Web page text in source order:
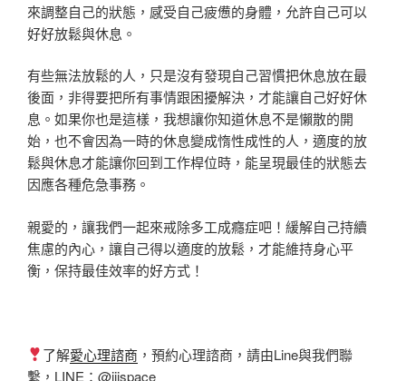
來調整自己的狀態，感受自己疲憊的身體，允許自己可以
好好放鬆與休息。
有些無法放鬆的人，只是沒有發現自己習慣把休息放在最
後面，非得要把所有事情跟困擾解決，才能讓自己好好休
息。如果你也是這樣，我想讓你知道休息不是懶散的開
始，也不會因為一時的休息變成惰性成性的人，適度的放
鬆與休息才能讓你回到工作桿位時，能呈現最佳的狀態去
因應各種危急事務。
親愛的，讓我們一起來戒除多工成癮症吧！緩解自己持續
焦慮的內心，讓自己得以適度的放鬆，才能維持身心平
衡，保持最佳效率的好方式！
了解愛心理諮商 ，預約心理諮商，請由Line與我們聯
繫，LINE：@iiispace